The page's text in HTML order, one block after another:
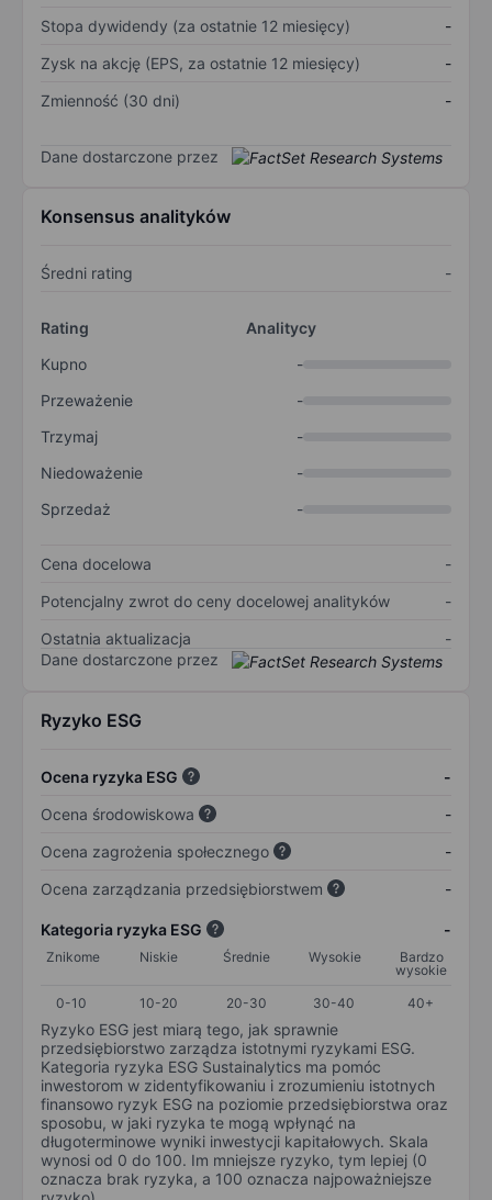
Stopa dywidendy (za ostatnie 12 miesięcy)
-
Zysk na akcję (EPS, za ostatnie 12 miesięcy)
-
Zmienność (30 dni)
-
Dane dostarczone przez
Konsensus analityków
Średni rating -
Rating
Analitycy
Kupno
-
Przeważenie
-
Trzymaj
-
Niedoważenie
-
Sprzedaż
-
Cena docelowa
-
Potencjalny zwrot do ceny docelowej analityków
-
Ostatnia aktualizacja
-
Dane dostarczone przez
Ryzyko ESG
Ocena ryzyka ESG
-
Ocena środowiskowa
-
Ocena zagrożenia społecznego
-
Ocena zarządzania przedsiębiorstwem
-
Kategoria ryzyka ESG -
Znikome Niskie Średnie Wysokie
Bardzo
wysokie
0-10
10-20 20-30 30-40 40+
Ryzyko ESG jest miarą tego, jak sprawnie
przedsiębiorstwo zarządza istotnymi ryzykami ESG.
Kategoria ryzyka ESG Sustainalytics ma pomóc
inwestorom w zidentyfikowaniu i zrozumieniu istotnych
finansowo ryzyk ESG na poziomie przedsiębiorstwa oraz
sposobu, w jaki ryzyka te mogą wpłynąć na
długoterminowe wyniki inwestycji kapitałowych. Skala
wynosi od 0 do 100. Im mniejsze ryzyko, tym lepiej (0
oznacza brak ryzyka, a 100 oznacza najpoważniejsze